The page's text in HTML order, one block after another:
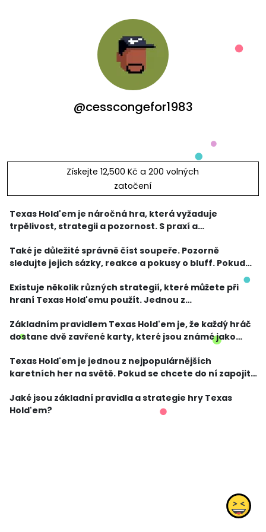
@cesscongefor1983
Získejte 12,500 Kč a 200 volných
zatočení
Texas Hold'em je náročná hra, která vyžaduje
trpělivost, strategii a pozornost. S praxí a
Nezapomeňte také dodržovat pravidla fair play a
užívat si hru.
Také je důležité správně číst soupeře. Pozorně
sledujte jejich sázky, reakce a pokusy o bluff. Pokud
máte silnou kombinaci karet a soupeř sází hodně, je
pravděpodobné, že má skutečně silnou kombinaci.
Existuje několik různých strategií, které můžete při
hraní Texas Hold'emu použít. Jednou z
hole cards. Pokud máte silnou kombinaci, například
dvo
Základním pravidlem Texas Hold'em je, že každý hráč
dostane dvě zavřené karty, které jsou známé jako
karty, které jsou známé jako "community cards"
Texas Hold'em je jednou z nejpopulárnějších
karetních her na světě. Pokud se chcete do ní zapojit,
strategie této hry.
Jaké jsou základní pravidla a strategie hry Texas
Hold'em?